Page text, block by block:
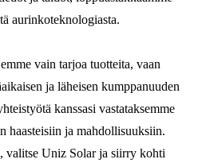
aurinkoteknologiasta.
vain tarjoa tuotteita, vaan
ja läheisen kumppanuuden
kanssasi vastataksemme
haasteisiin ja mahdollisuuksiin.
valitse Uniz Solar ja siirry kohti